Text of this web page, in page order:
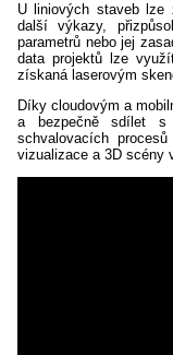
U liniových staveb lze
další výkazy,
parametrů nebo jej
data projektů lze
získaná laserovým
Díky cloudovým a
a bezpečně sdílet s
schvalovacích
vizualizace a 3D scény